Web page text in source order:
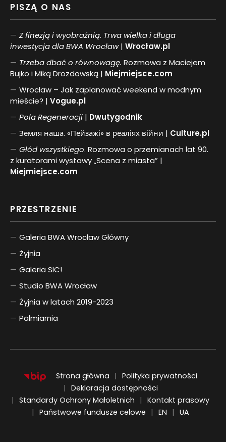
PISZĄ O NAS
Z finezją i wyobraźnią. Trwa wielka i długa
inwestycja dla BWA Wrocław| Wrocław.pl
Trzeba dbać o równowagę. Rozmowa z Maciejem
Bujko i Miką Drozdowską | Miejmiejsce.com
Wrocław – Jak zaplanować weekend w modnym
mieście? | Vogue.pl
PolaRegeneracji | Dwutygodnik
Земля наша. «Пейзажі» в реаліях війни | Culture.pl
Głód wszystkiego. Rozmowa o przemianach lat 90.
z kuratorami wystawy „Scena z miasta” |
Miejmiejsce.com
PRZESTRZENIE
Galeria BWA Wrocław Główny
Żyjnia
Galeria SIC!
Studio BWA Wrocław
Żyjnia w latach 2019-2023
Palmiarnia
Strona główna
Polityka prywatności
Deklaracja dostępności
Standardy Ochrony Małoletnich
Kontakt prasowy
Państwowe fundusze celowe
EN
ENGLISH
UA
UKRAIŃSKI